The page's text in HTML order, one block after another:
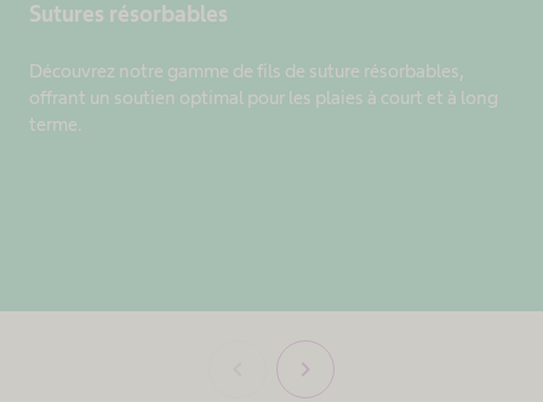
Sutures résorbables
Découvrez notre gamme de fils de suture résorbables,
offrant un soutien optimal pour les plaies à court et à long
terme.
chevron_right